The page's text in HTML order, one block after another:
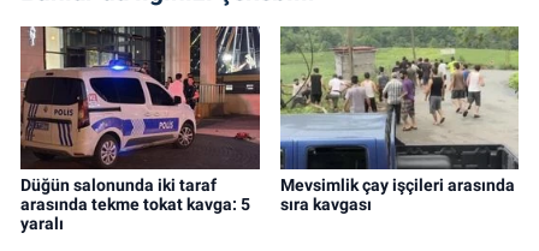
Düğün salonunda iki taraf
arasında tekme tokat kavga: 5
yaralı
Mevsimlik çay işçileri arasında
sıra kavgası